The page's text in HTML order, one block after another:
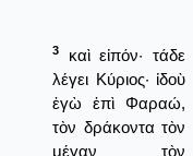
3
καὶ εἰπόν· τάδε
λέγει Κύριος· ἰδοὺ
ἐγὼ ἐπὶ Φαραώ,
τὸν δράκοντα τὸν
μέγαν τὸν